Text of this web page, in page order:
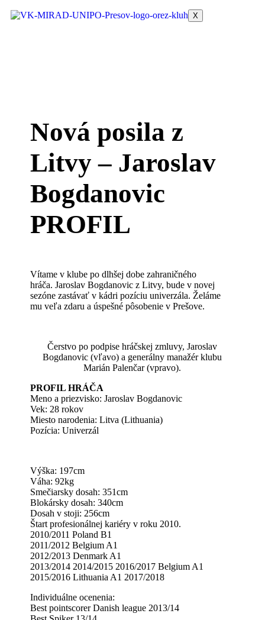
X
Nová posila z
Litvy – Jaroslav
Bogdanovic
PROFIL
Vítame v klube po dlhšej dobe zahraničného
hráča. Jaroslav Bogdanovic z Litvy, bude v novej
sezóne zastávať v kádri pozíciu univerzála. Želáme
mu veľa zdaru a úspešné pôsobenie v Prešove.
Čerstvo po podpise hráčskej zmluvy, Jaroslav
Bogdanovic (vľavo) a generálny manažér klubu
Marián Palenčar (vpravo).
PROFIL HRÁČA
Meno a priezvisko: Jaroslav Bogdanovic
Vek: 28 rokov
Miesto narodenia: Litva (Lithuania)
Pozícia: Univerzál
Výška: 197cm
Váha: 92kg
Smečiarsky dosah: 351cm
Blokársky dosah: 340cm
Dosah v stoji: 256cm
Štart profesionálnej kariéry v roku 2010.
2010/2011 Poland B1
2011/2012 Belgium A1
2012/2013 Denmark A1
2013/2014 2014/2015 2016/2017 Belgium A1
2015/2016 Lithuania A1 2017/2018
Individuálne ocenenia:
Best pointscorer Danish league 2013/14